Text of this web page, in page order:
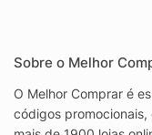
Sobre o Melhor
O Melhor Comprar é
códigos